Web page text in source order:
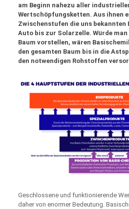
am Beginn nahezu aller
Wertschöpfungsketten. Aus ihnen
Zwischenstufen die uns bekannten
Auto bis zur Solarzelle. Würde
Baum vorstellen, wären
den gesamten Baum bis in die
den notwendigen Rohstoffen
Geschlossene und funktionierende
daher von enormer Bedeutung.